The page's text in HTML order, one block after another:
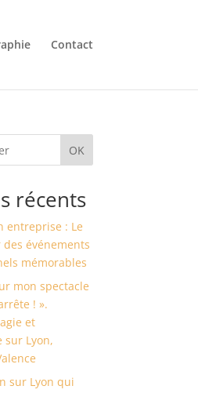
Contact
OK
récents
entreprise : Le
événements
mémorables
mon spectacle
! ».
et
sur Lyon,
sur Lyon qui